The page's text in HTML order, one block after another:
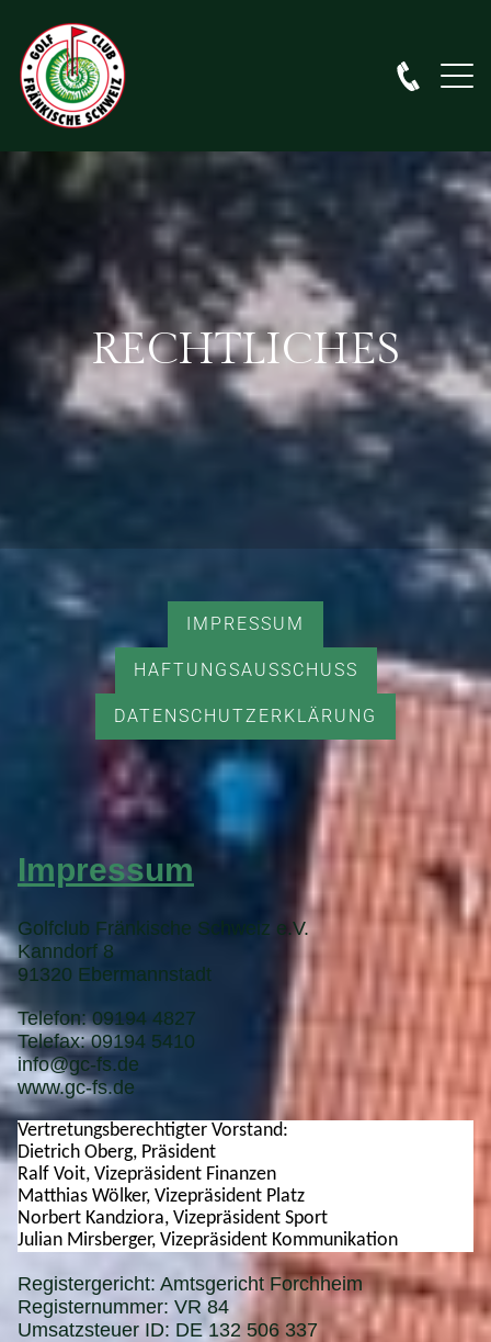
RECHTLICHES
IMPRESSUM
HAFTUNGSAUSSCHUSS
DATENSCHUTZERKLÄRUNG
Impressum
Golfclub Fränkische Schweiz e.V.
Kanndorf 8
91320 Ebermannstadt
Telefon:09194 4827
Telefax:09194 5410
info@gc-fs.de
www.gc-fs.de
Vertretungsberechtigter Vorstand:
Dietrich Oberg, Präsident
Ralf Voit, Vizepräsident Finanzen
Matthias Wölker, Vizepräsident Platz
Norbert Kandziora, Vizepräsident Sport
Julian Mirsberger, Vizepräsident Kommunikation
Registergericht: Amtsgericht Forchheim
Registernummer: VR 84
Umsatzsteuer ID: DE132 506 337